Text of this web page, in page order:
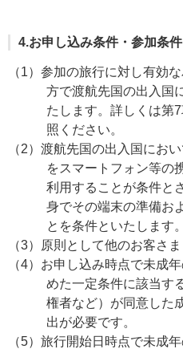
4.お申し込み条件・参加条件
（1）参加の旅行に対し有効
方で渡航先国の出入国
たします。詳しくは第
照ください。
（2）渡航先国の出入国にお
をスマートフォン等の
利用することが条件と
身でその端末の準備お
とを条件といたします。
（3）原則として他のお客さ
（4）お申し込み時点で未成
めた一定条件に該当す
権者など）が同意した
出が必要です。
（5）旅行開始日時点で未成